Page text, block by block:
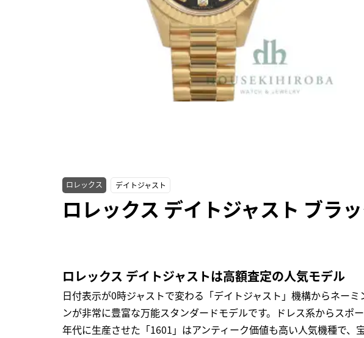
ロレックス デイトジャスト
ロレックス デイトジャスト ブラ
ロレックス デイトジャストは高額査定の人気モデル
日付表示が0時ジャストで変わる「デイトジャスト」機構からネー
ンが非常に豊富な万能スタンダードモデルです。ドレス系からス
年代に生産させた「1601」はアンティーク価値も高い人気機種で